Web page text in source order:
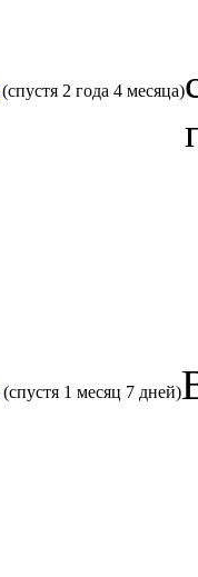
(спустя 2 года 4 месяца)
(спустя 1 месяц 7 дней)